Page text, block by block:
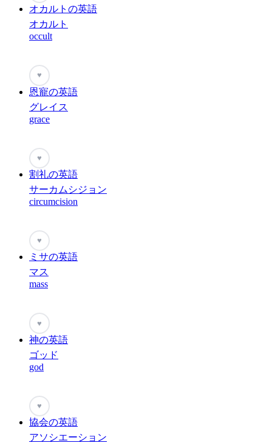
オカルトの英語
オカルト
occult
♥
恩寵の英語
グレイス
grace
♥
割礼の英語
サーカムシジョン
circumcision
♥
ミサの英語
マス
mass
♥
神の英語
ゴッド
god
♥
協会の英語
アソシエーション